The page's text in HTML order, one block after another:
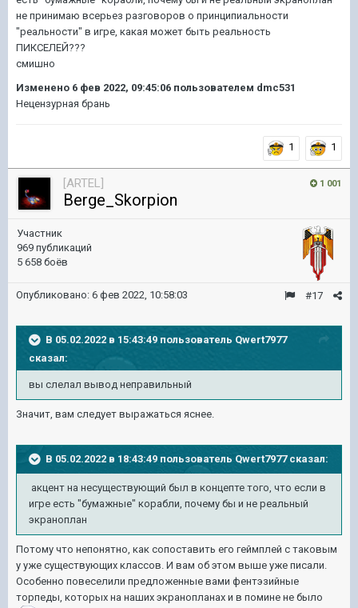
не принимаю всерьез разговоров о принципиальности
"реальности" в игре, какая может быть реальность
ПИКСЕЛЕЙ???
смишно
Изменено 6 фев 2022, 09:45:06 пользователем dmc531
Нецензурная брань
1 1
1 001
[ARTEL]
Berge_Skorpion
Участник
969 публикаций
5 658 боёв
#17
Опубликовано: 6 фев 2022, 10:58:03
В 05.02.2022 в 15:43:49 пользователь Qwert7977
сказал:
вы слелал вывод неправильный
Значит, вам следует выражаться яснее.
В 05.02.2022 в 18:43:49 пользователь Qwert7977 сказал:
акцент на несуществующий был в концепте того, что если в
игре есть "бумажные" корабли, почему бы и не реальный
экраноплан
Потому что непонятно, как сопоставить его геймплей с таковым
у уже существующих классов. И вам об этом выше уже писали.
Особенно повеселили предложенные вами фентэзийные
торпеды, которых на наших экранопланах и в помине не было